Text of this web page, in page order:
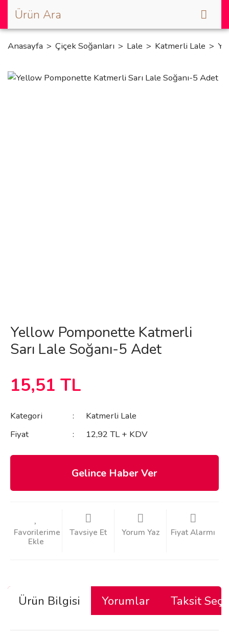
Anasayfa Çiçek Soğanları Lale Katmerli Lale
Yellow Pomponette Katmerli
Sarı Lale Soğanı-5 Adet
15,51 TL
Kategori
Katmerli Lale
Fiyat
12,92 TL + KDV
Gelince Haber Ver
Tavsiye Et Yorum Yaz Fiyat Alarmı
Ürün Bilgisi Yorumlar Taksit